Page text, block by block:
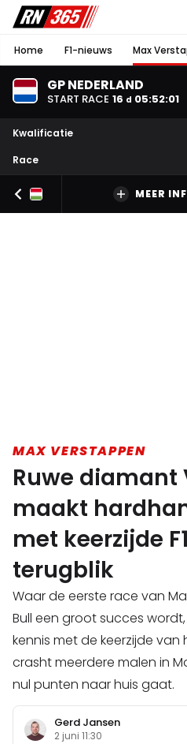
Home F1-nieuws Max
GP NEDERLAND
START RACE 16 d 05:52:00
Kwalificatie
Race
MEER
MAX VERSTAPPEN
Ruwe diamant
maakt
met keerzijde
terugblik
Waar de eerste race van
Bull een groot succes
kennis met de keerzijde van
crasht meerdere malen in
nul punten naar huis gaat.
Gerd Jansen
2 juni 11:30